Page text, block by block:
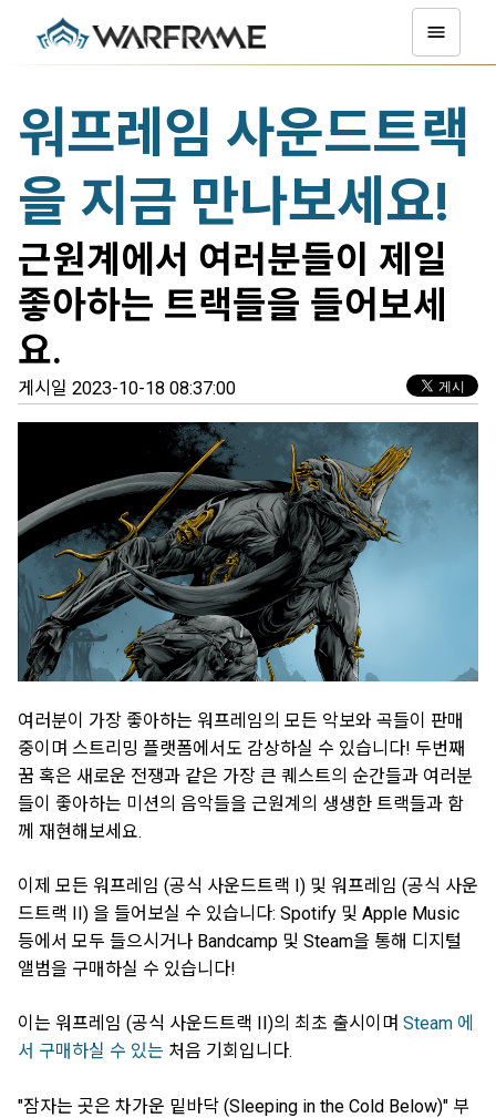
워프레임 사운드트랙
을 지금 만나보세요!
근원계에서 여러분들이 제일
좋아하는 트랙들을 들어보세
요.
게시일 2023-10-18 08:37:00
여러분이 가장 좋아하는 워프레임의 모든 악보와 곡들이 판매
중이며 스트리밍 플랫폼에서도 감상하실 수 있습니다! 두번째
꿈 혹은 새로운 전쟁과 같은 가장 큰 퀘스트의 순간들과 여러분
들이 좋아하는 미션의 음악들을 근원계의 생생한 트랙들과 함
께 재현해보세요.
이제 모든 워프레임 (공식 사운드트랙 I) 및 워프레임 (공식 사운
드트랙 II) 을 들어보실 수 있습니다: Spotify 및 Apple Music
등에서 모두 들으시거나 Bandcamp 및 Steam을 통해 디지털
앨범을 구매하실 수 있습니다!
이는 워프레임 (공식 사운드트랙 II)의 최초 출시이며 Steam 에
서 구매하실 수 있는 처음 기회입니다.
"잠자는 곳은 차가운 밑바닥 (Sleeping in the Cold Below)" 부